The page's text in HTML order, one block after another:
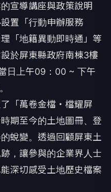
導講座與政策說明
置「行動申辦服務
「地籍異動即時通」等
於屏東縣政府南棟3樓
日上午09：00 ~ 下午
「萬卷金檔・檔耀屏
期至今的土地圖冊、登
蛻變。透過回顧屏東土
，讓參與的企業界人士
深切感受土地歷史檔案